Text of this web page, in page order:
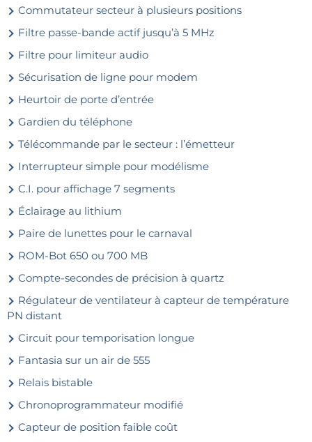
Commutateur secteur à plusieurs positions
Filtre passe-bande actif jusqu’à 5 MHz
Filtre pour limiteur audio
Sécurisation de ligne pour modem
Heurtoir de porte d’entrée
Gardien du téléphone
Télécommande par le secteur : l’émetteur
Interrupteur simple pour modélisme
C.I. pour affichage 7 segments
Éclairage au lithium
Paire de lunettes pour le carnaval
ROM-Bot 650 ou 700 MB
Compte-secondes de précision à quartz
Régulateur de ventilateur à capteur de température
PN distant
Circuit pour temporisation longue
Fantasia sur un air de 555
Relais bistable
Chronoprogrammateur modifié
Capteur de position faible coût